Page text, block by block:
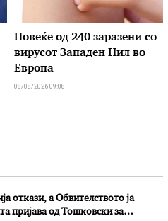
Повеќе од 240 заразени со
вирусот Западен Нил во
Европа
08/08/2026 09:08
откази, а Обвителството ја
пријава од Тошковски за